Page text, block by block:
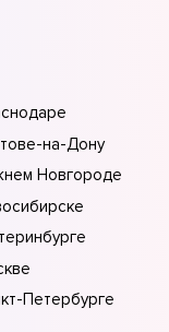
на-Донy
Новгороде
Петербурге